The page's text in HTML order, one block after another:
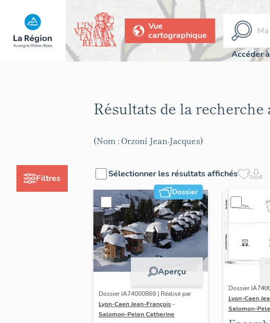
Vue
cartographique
Accéder
Filtres
Résultats de la recherche
(Nom : Orzoni Jean-Jacques)
Sélectionner les résultats affichés
Dossier
Aperçu
Dossier IA74000869 | Réalisé par
Lyon-Caen Jean-François -
Salomon-Pelen Catherine
Dossier
Lyon-Caen
Salomon-